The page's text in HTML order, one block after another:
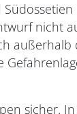
nicht
außerhalb
sicher.